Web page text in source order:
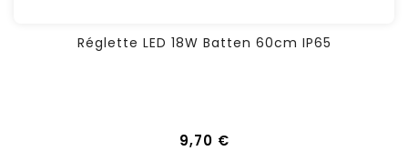
Réglette LED 18W Batten 60cm IP65
9,70 €